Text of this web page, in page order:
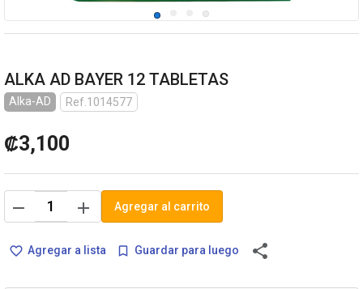
ALKA AD BAYER 12 TABLETAS
Alka-AD Ref.1014577
₡3,100
remove add Agregar al carrito
favorite_border Agregar a lista bookmark_border Guardar para luego share